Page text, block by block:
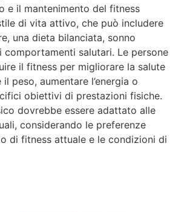
e il mantenimento del fitness
di vita attivo, che può includere
una dieta bilanciata, sonno
comportamenti salutari. Le persone
il fitness per migliorare la salute
peso, aumentare l’energia o
obiettivi di prestazioni fisiche.
dovrebbe essere adattato alle
considerando le preferenze
di fitness attuale e le condizioni di